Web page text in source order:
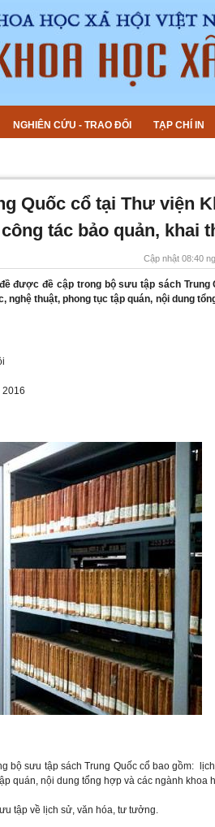
NGHIÊN CỨU - TRAO ĐỔI TẠP CHÍ IN
Quốc cổ tại Thư viện
tác bảo quản, khai
Cập nhật 08:40
được đề cập trong bộ sưu tập sách Trung
thuật, phong tục tập quán, nội dung
2016
bộ sưu tập sách Trung Quốc cổ bao gồm:
quán, nội dung tổng hợp và các ngành khoa
tập về lịch sử, văn hóa, tư tưởng.